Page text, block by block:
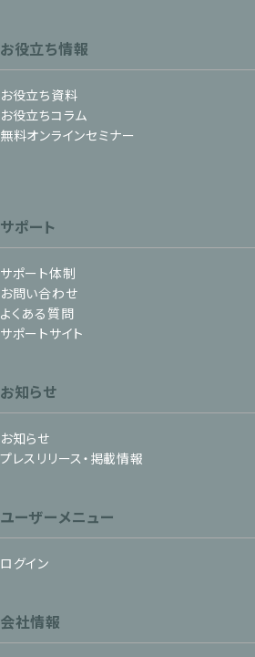
お役立ち情報
お役立ち資料
お役立ちコラム
無料オンラインセミナー
サポート
サポート体制
お問い合わせ
よくある質問
サポートサイト
お知らせ
お知らせ
プレスリリース・掲載情報
ユーザーメニュー
ログイン
会社情報